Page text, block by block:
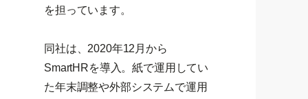
を担っています。
同社は、2020年12月から
SmartHRを導入。紙で運用してい
た年末調整や外部システムで運用